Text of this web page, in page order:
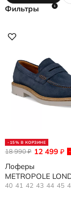
1
Фильтры
-15% В КОРЗИНЕ
12 499 ₽
18 990₽
Лоферы
METROPOLE
40 41 42 43 44 45